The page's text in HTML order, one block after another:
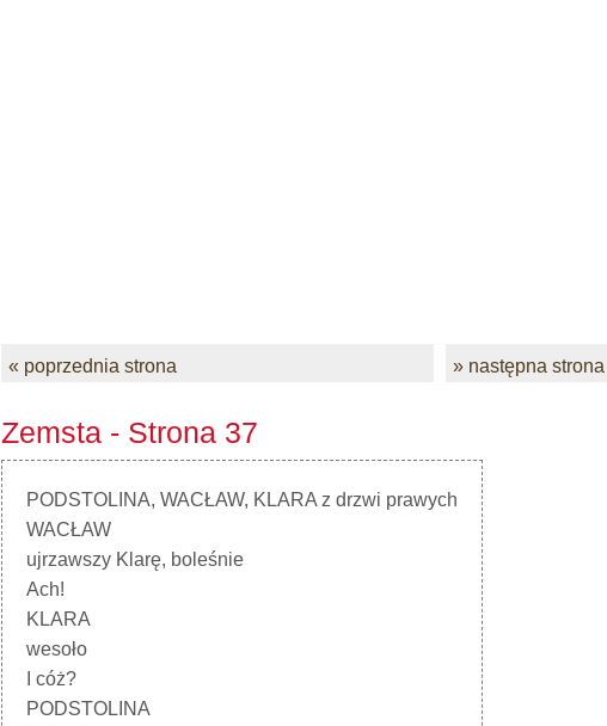
« poprzednia strona » następna strona
Zemsta - Strona 37
PODSTOLINA, WACŁAW, KLARA z drzwi prawych
WACŁAW
ujrzawszy Klarę, boleśnie
Ach!
KLARA
wesoło
I cóż?
PODSTOLINA